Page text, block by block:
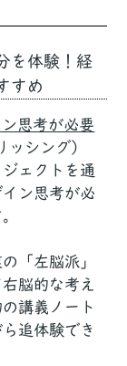
を体験！経
すめ
思考が必要
ッシング）
ェクトを通
ン思考が必
「左脳派」
脳的な考え
講義ノート
追体験でき